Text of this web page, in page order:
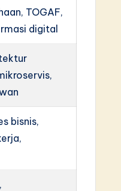
TOGAF,
digital
bisnis,